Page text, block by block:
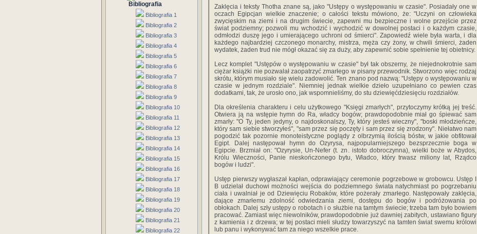
Bibliografia
Bibliografia 1
Bibliografia 2
Bibliografia 3
Bibliografia 4
Bibliografia 5
Bibliografia 6
Bibliografia 7
Bibliografia 8
Bibliografia 9
Bibliografia 10
Bibliografia 11
Bibliografia 12
Bibliografia 13
Bibliografia 14
Bibliografia 15
Bibliografia 16
Bibliografia 17
Bibliografia 18
Bibliografia 19
Bibliografia 20
Bibliografia 21
Bibliografia 22
Zaklęcia i teksty Thotha znane są, jako "Ustępy o występowaniu w czasie". Posiadały one w
oczach Egipcjan wielkie znaczenie; o całości tekstu mówiono, że: "Uczyni on człowieka
zwycięskim na ziemi i na drugim świecie, zapewni mu bezpieczne i wolne przejście przez
świat podziemny; pozwoli mu wchodzić i wychodzić w dowolnej postaci i o każdym czasie,
odmłodzi duszę jego i umierającego uchroni od śmierci". Zapowiedź wiele była warta, i dla
każdego najbardziej czczonego monarchy, mistrza, męża czy żony, w chwili śmierci, żaden
wydatek, żaden trud nie mógł okazać się za duży, aby zapewnić sobie spełnienie tej obietnicy.
Lecz komplet "Ustępów o występowaniu w czasie" był tak obszerny, że niejednokrotnie sam
ciężar książki nie pozwalał zaopatrzyć zmarłego w pisany przewodnik. Stworzono więc rodzaj
skrótu, którym musiało się wielu zadowolić. Ten znano pod nazwą: "Ustępy o występowaniu w
czasie w jednym rozdziale". Niemniej jednak wielkie dzieło uzupełniano co pewien czas
dodatkami, tak, że urosło ono, jak wspomnieliśmy, do stu dziewięćdziesięciu rozdziałów.
Dla określenia charakteru i celu użytkowego "Księgi zmarłych", przytoczymy krótką jej treść.
Otwiera ją na wstępie hymn do Ra, władcy bogów; prawdopodobnie miał go śpiewać sam
zmarły: "O Ty, jeden jedyny, o najdoskonalszy, Ty, który jesteś wieczny", "boski młodzieńcze,
który sam siebie stworzyłeś", "sam przez się poczęty i sam przez się zrodzony". Niełatwo nam
pogodzić tak pozornie monoteistyczne poglądy z olbrzymią ilością bóstw, w jakie obfitował
Egipt. Dalej następował hymn do Ozyrysa, najpopularniejszego bezsprzecznie boga w
Egipcie. Brzmiał on: "Ozyrysie, Un-Nefer (t. zn. istoto dobroczynna), wielki boże w Abydos,
Królu Wieczności, Panie nieskończonego bytu, Władco, który trwasz miliony lat, Rządco
bogów i ludzi".
Ustęp pierwszy wygłaszał kapłan, odprawiający ceremonie pogrzebowe w grobowcu. Ustęp I
B udzielał duchowi możności wejścia do podziemnego świata natychmiast po pogrzebaniu
ciała i uwalniał je od Dziewięciu Robaków, które pożerały zmarłego. Następowały zaklęcia,
dające zmarłemu zdolność odwiedzania ziemi, dostępu do bogów i podróżowania po
obłokach. Dalej szły ustępy o robotach i o służbie na tamtym świecie; trzeba tam było bowiem
pracować. Zamiast więc niewolników, prawdopodobnie już dawniej zabitych, ustawiano figury
z kamienia i z drzewa; w tej postaci mieli słudzy towarzyszyć na tamten świat swemu królowi
lub panu i wykonywać tam za niego wszelkie prace.